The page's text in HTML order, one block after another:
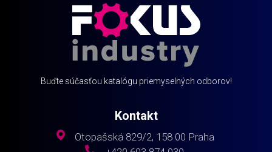
Buďte súčasťou katalógu priemyselných odborov!
Kontakt
Otopašská 829/2, 158 00 Praha